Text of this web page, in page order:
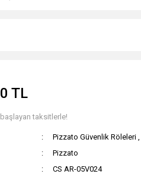
TL
taksitlerle!
Pizzato Güvenlik Röleleri ,
Pizzato
CS AR-05V024